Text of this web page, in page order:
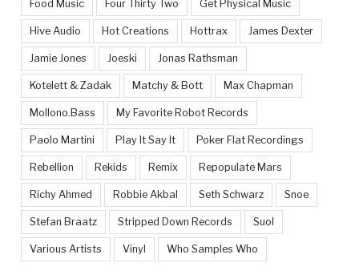
Food Music Four Thirty Two Get Physical Music
Hive Audio Hot Creations Hottrax James Dexter
Jamie Jones Joeski Jonas Rathsman
Kotelett & Zadak Matchy & Bott Max Chapman
Mollono.Bass My Favorite Robot Records
Paolo Martini Play It Say It Poker Flat Recordings
Rebellion Rekids Remix Repopulate Mars
Richy Ahmed Robbie Akbal Seth Schwarz Snoe
Stefan Braatz Stripped Down Records Suol
Various Artists Vinyl Who Samples Who